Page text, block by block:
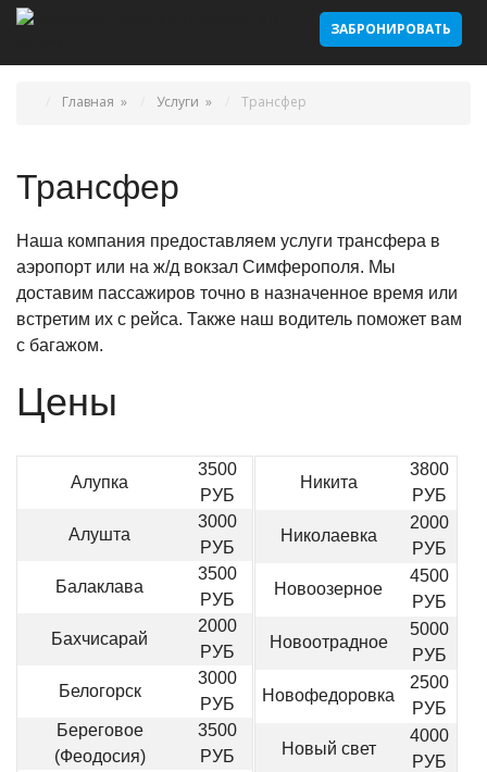
ЗАБРОНИРОВАТЬ
Главная » Услуги » Трансфер
Трансфер
Наша компания предоставляем услуги трансфера в
аэропорт или на ж/д вокзал Симферополя. Мы
доставим пассажиров точно в назначенное время или
встретим их с рейса. Также наш водитель поможет вам
с багажом.
Цены
Алупка
3500
РУБ
Алушта
3000
РУБ
Балаклава
3500
РУБ
Бахчисарай
2000
РУБ
Белогорск
3000
РУБ
Береговое
(Феодосия)
3500
РУБ
Никита
3800
РУБ
Николаевка
2000
РУБ
Новоозерное
4500
РУБ
Новоотрадное
5000
РУБ
Новофедоровка
2500
РУБ
Новый свет
4000
РУБ